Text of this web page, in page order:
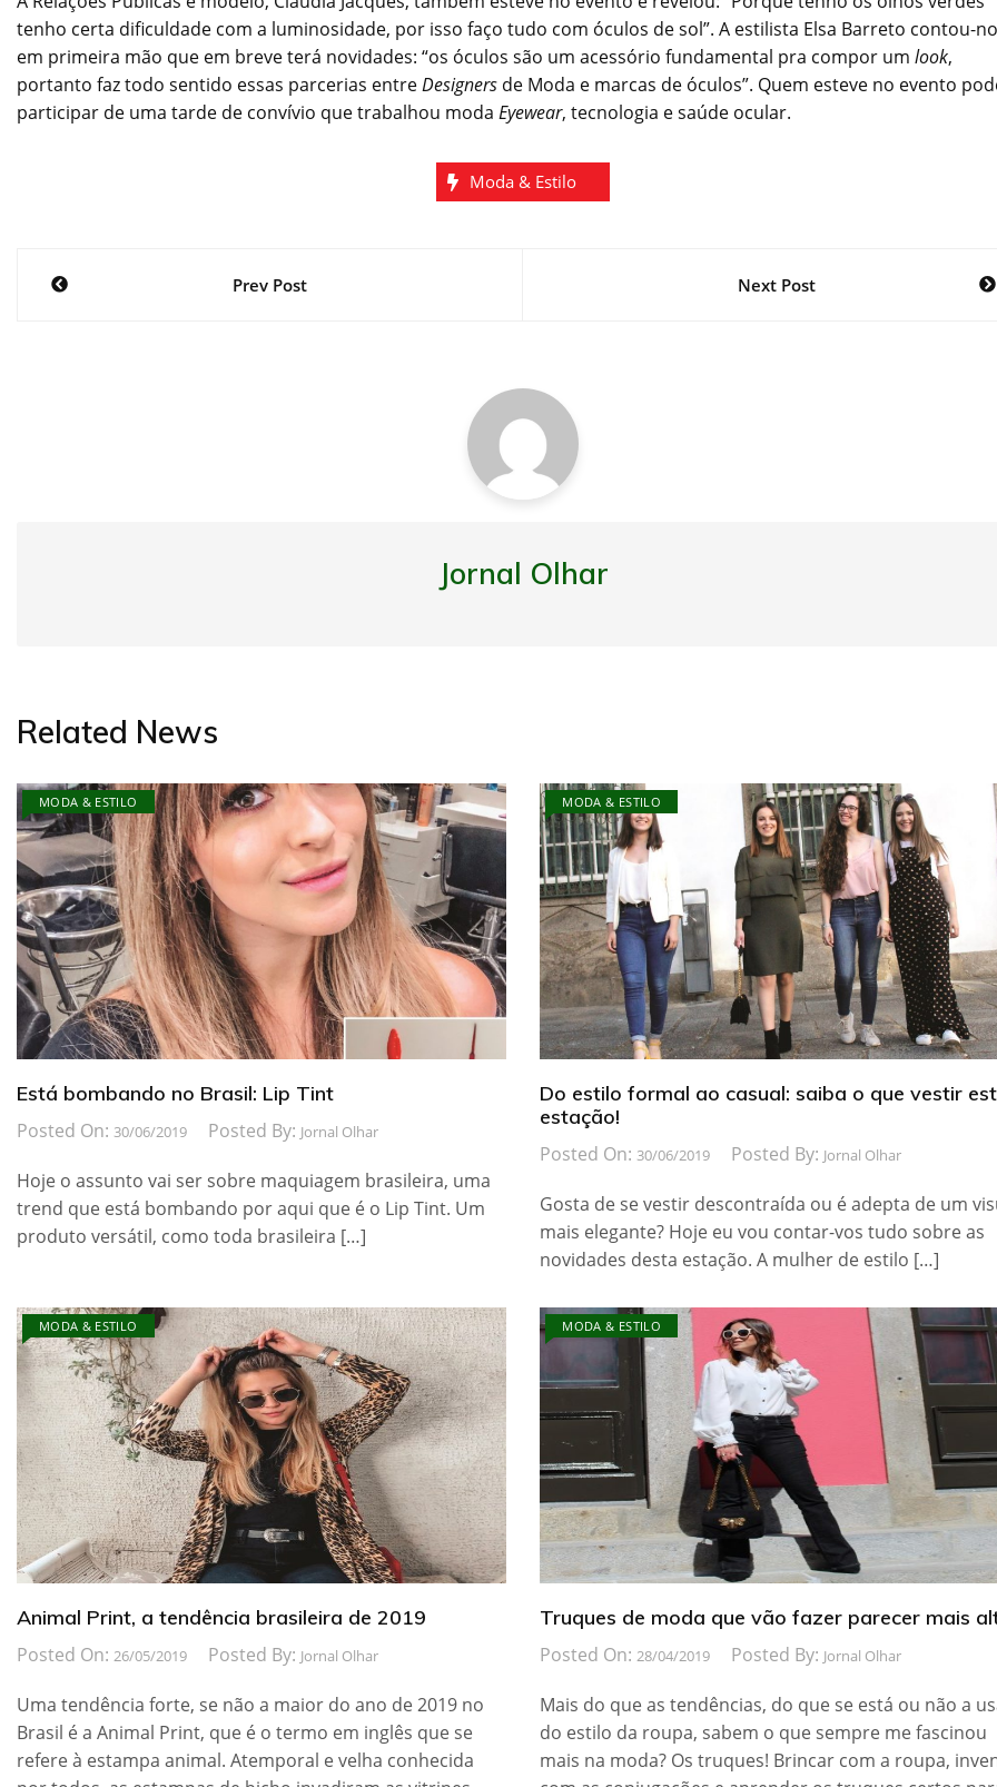
tenho certa dificuldade com a luminosidade, por isso faço tudo com óculos de sol”. A estilista Elsa Barreto contou-
em primeira mão que em breve terá novidades: “os óculos são um acessório fundamental pra compor um look,
portanto faz todo sentido essas parcerias entreDesigners de Moda e marcas de óculos”. Quem esteve no evento
participar de uma tarde de convívio que trabalhou moda Eyewear, tecnologia e saúde ocular.
Moda & Estilo
Navegação
Prev Post Next Post
Jornal Olhar
Related News
MODA & ESTILO
Está bombando no Brasil: Lip Tint
Posted On: 30/06/2019 Posted By: Jornal Olhar
Hoje o assunto vai ser sobre maquiagem brasileira, uma
trend que está bombando por aqui que é o Lip Tint. Um
produto versátil, como toda brasileira […]
MODA & ESTILO
Do estilo formal ao casual: saiba o que vestir
estação!
Posted On: 30/06/2019 Posted By: Jornal Olhar
Gosta de se vestir descontraída ou é adepta de um
mais elegante? Hoje eu vou contar-vos tudo sobre as
novidades desta estação. A mulher de estilo […]
MODA & ESTILO
Animal Print, a tendência brasileira de 2019
Posted On: 26/05/2019 Posted By: Jornal Olhar
Uma tendência forte, se não a maior do ano de 2019 no
Brasil é a Animal Print, que é o termo em inglês que se
refere à estampa animal. Atemporal e velha conhecida
MODA & ESTILO
Truques de moda que vão fazer parecer mais
Posted On:28/04/2019 Posted By: Jornal Olhar
Mais do que as tendências, do que se está ou não a
do estilo da roupa, sabem o que sempre me fascinou
mais na moda? Os truques! Brincar com a roupa,